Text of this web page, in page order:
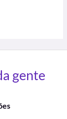
gente